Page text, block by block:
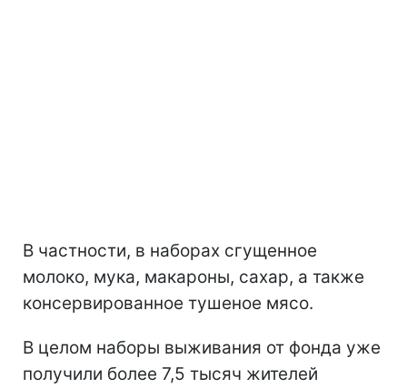
В частности, в наборах сгущенное
молоко, мука, макароны, сахар, а также
консервированное тушеное мясо.
В целом наборы выживания от фонда уже
получили более 7,5 тысяч жителей